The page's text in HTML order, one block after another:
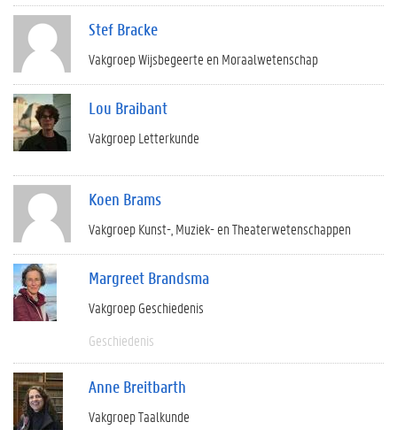
Stef Bracke
Vakgroep Wijsbegeerte en Moraalwetenschap
Lou Braibant
Vakgroep Letterkunde
Koen Brams
Vakgroep Kunst-, Muziek- en Theaterwetenschappen
Margreet Brandsma
Vakgroep Geschiedenis
Geschiedenis
Anne Breitbarth
Vakgroep Taalkunde